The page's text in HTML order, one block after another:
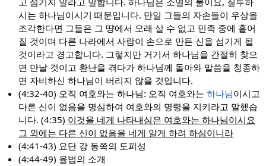
시는 하나님이시기 때문입니다. 만일 그들의 자손들이 우상을
조각한다면 그들은 그 땽에서 오래 살 수 없고 민족 중에 흩어
질 것이며 다른 나라에서 사람이 손으로 만든 신을 섬기게 될
것이라고 경고합니다. 그렇지만 거기서 하나님을 간절히 찾으
면 만날 것이고 환난을 겪다가 하나님께 돌아와 말씀을 청종하
면 자비하신 하나님이 버리지 않을 것입니다.
(4:32-40) 오직 여호와는 하나님: 오직 여호와는하나님이시고
다른 신이 없음을 명심하여 여호와의 명령을 지키라고 말했습
니다. (4:35) 이것을 네게 나타내심은 여호와는 하나님이시요
그 외에는 다른 신이 없음을 네게 알게 하려 하심이니라
(4:41-43) 요단 강 동쪽의 도피성
(4:44-49) 율법의 소개